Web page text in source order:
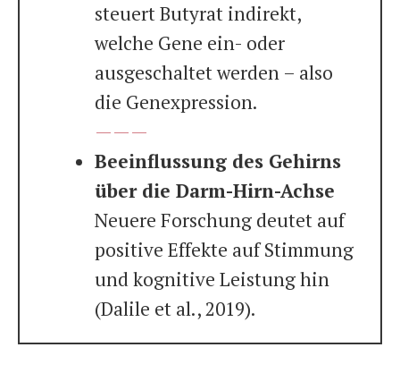
steuert Butyrat indirekt,
welche Gene ein- oder
ausgeschaltet werden – also
die Genexpression.
———
Beeinflussung des Gehirns
über die Darm-Hirn-Achse
Neuere Forschung deutet auf
positive Effekte auf Stimmung
und kognitive Leistung hin
(Dalile et al., 2019).